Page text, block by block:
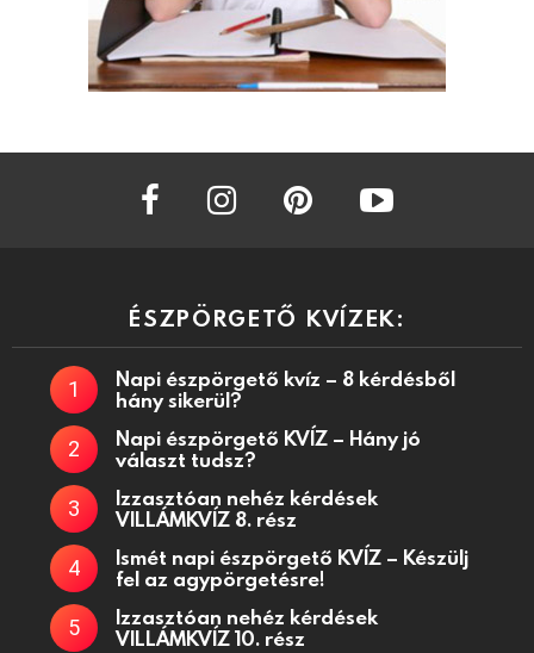
facebook instagram
ÉSZPÖRGETŐ KVÍZEK:
Napi észpörgető kvíz – 8 kérdésből
hány sikerül?
Napi észpörgető KVÍZ – Hány jó
választ tudsz?
Izzasztóan nehéz kérdések
VILLÁMKVÍZ 8. rész
Ismét napi észpörgető KVÍZ – Készülj
fel az agypörgetésre!
Izzasztóan nehéz kérdések
VILLÁMKVÍZ 10. rész